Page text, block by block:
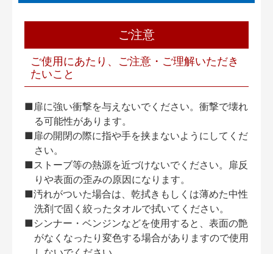
ご注意
ご使用にあたり、ご注意・ご理解いただき
たいこと
■扉に強い衝撃を与えないでください。衝撃で壊れ
る可能性があります。
■扉の開閉の際に指や手を挟まないようにしてくだ
さい。
■ストーブ等の熱源を近づけないでください。扉反
りや表面の歪みの原因になります。
■汚れがついた場合は、乾拭きもしくは薄めた中性
洗剤で固く絞ったタオルで拭いてください。
■シンナー・ベンジンなどを使用すると、表面の艶
がなくなったり変色する場合がありますので使用